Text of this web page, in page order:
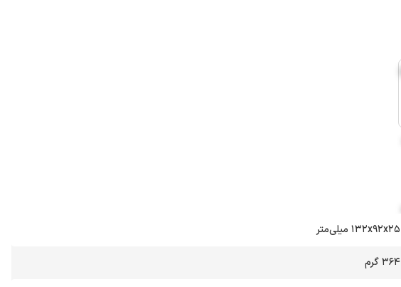
۱۳۲x۹۲x۲۵ میلی‌متر
۳۶۴ گرم